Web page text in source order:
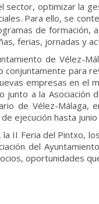
sector, optimizar la
Para ello, se
de
ferias, jornadas y
de Vélez-
para
empresas en el
a la Asociación
de Vélez-Málaga,
ejecución hasta
II Feria del Pintxo,
del
oportunidades